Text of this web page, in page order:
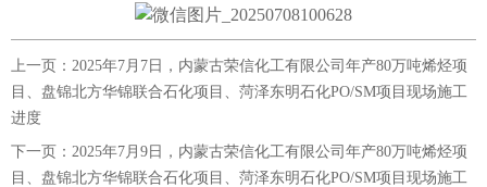
上一页： 2025年7月7日，内蒙古荣信化工有限公司年产80万吨烯烃项
目、盘锦北方华锦联合石化项目、菏泽东明石化PO/SM项目现场施工
进度
下一页： 2025年7月9日，内蒙古荣信化工有限公司年产80万吨烯烃项
目、盘锦北方华锦联合石化项目、菏泽东明石化PO/SM项目现场施工